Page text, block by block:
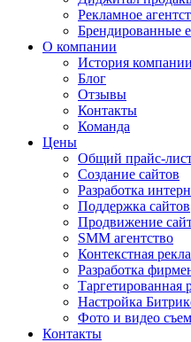
Рекламное
Брендированные
О компании
История компании
Блог
Отзывы
Контакты
Команда
Цены
Общий прайс-
Создание сайтов
Разработка
Поддержка сайтов
Продвижение
SMM агентство
Контекстная
Разработка
Таргетированная
Настройка
Фото и видео
Контакты